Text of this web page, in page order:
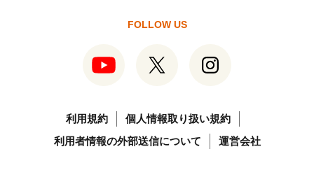
FOLLOW US
利用規約
個人情報取り扱い規約
利用者情報の外部送信について
運営会社